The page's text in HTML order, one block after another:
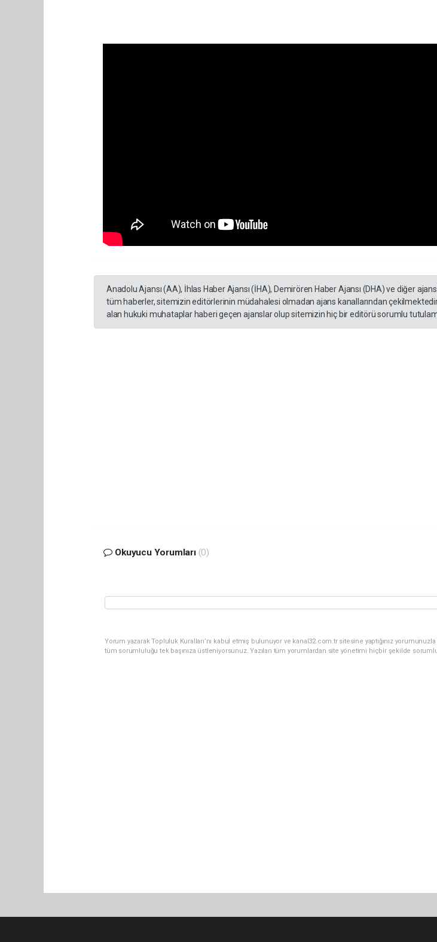
Anadolu Ajansı (AA), İhlas Haber Ajansı (İHA), Demirören Haber Ajansı (DHA) ve diğer
tüm haberler, sitemizin editörlerinin müdahalesi olmadan ajans kanallarından
alan hukuki muhataplar haberi geçen ajanslar olup sitemizin hiç bir editörü sorumlu
Okuyucu Yorumları (0)
Yorum yazarak Topluluk Kuralları’nı kabul etmiş bulunuyor ve kanal32.com.tr sitesine yaptığınız
tüm sorumluluğu tek başınıza üstleniyorsunuz. Yazılan tüm yorumlardan site yönetimi hiçbir şekilde